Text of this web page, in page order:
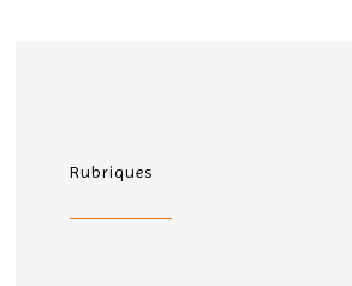
Rubriques